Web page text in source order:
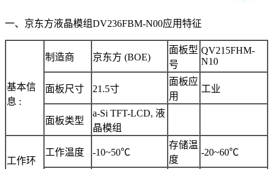
一、京东方液晶模组DV236FBM-N00应用特征
基本信
息 :
制造商 京东方 (BOE)
面板型
号
QV215FHM-
N10
面板尺寸 21.5寸
面板应
用
工业
面板类型
a-Si TFT-LCD, 液
晶模组
工作环
工作温度 -10~50℃
存储温
度
-20~60℃